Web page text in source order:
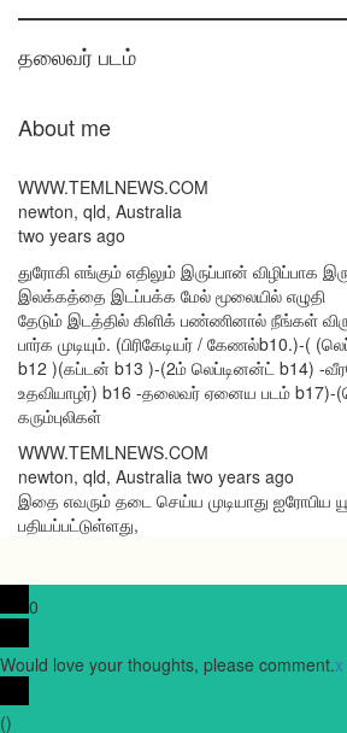
தலைவர் படம்
About me
WWW.TEMLNEWS.COM
newton, qld, Australia
two years ago
துரோகி எங்கும் எதிலும் இருப்பான் விழிப்பாக
இலக்கத்தை இடப்பக்க மேல் மூலையில் எழுதி
தேடும் இடத்தில் கிளிக் பண்ணினால் நீங்கள்
பார்க முடியும். (பிரிகேடியர் / கேணல்b10.)-(
b12 )(கப்டன் b13 )-(2ம் லெப்டினன்ட் b14) -
உதவியாழர்) b16 -தலைவர் ஏனைய படம் b17)-
கரும்புலிகள்
WWW.TEMLNEWS.COM
newton, qld, Australia two years ago
இதை எவரும் தடை செய்ய முடியாது ஐரோபிய
பதியப்பட்டுள்ளது,
0
Would love your thoughts, please comment.x
()